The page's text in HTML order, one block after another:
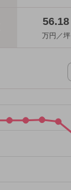
56.18
万円／坪